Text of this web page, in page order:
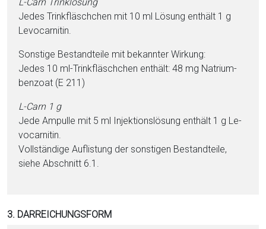
Jedes Trinkfläschchen mit 10 ml Lö­sung enthält 1 g
Le­vo­car­ni­tin.
Sonstige Be­stand­tei­le mit bekannter Wirkung:
Jedes 10 ml-Trinkfläschchen enthält: 48 mg Na­tri­um­
ben­zo­at (E 211)
L-Carn 1 g
Jede Ampulle mit 5 ml In­jektionslösung enthält 1 g Le­
vo­car­ni­tin.
Vollständige Auflistung der sonstigen Be­stand­tei­le,
siehe Abschnitt 6.1.
3. DARREICHUNGSFORM